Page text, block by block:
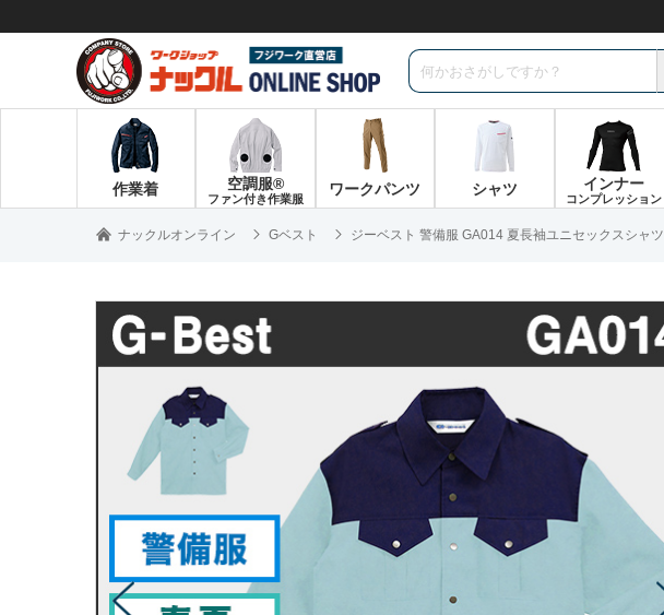
作業着 空調服®
ファン付き作業服
ワークパンツ シャツ インナー
コンプレッション
ナックルオンライン Gベスト ジーベスト 警備服 GA014 夏長袖ユニセックスシャツ